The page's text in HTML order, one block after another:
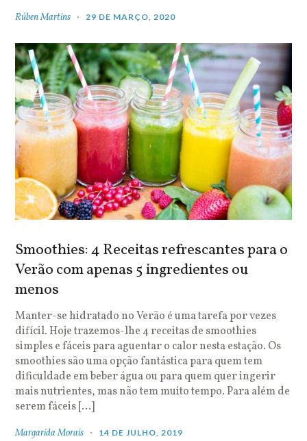
Rúben Martins 29 DE MARÇO, 2020
Smoothies: 4 Receitas refrescantes para o
Verão com apenas 5 ingredientes ou
menos
Manter-se hidratado no Verão é uma tarefa por vezes
difícil. Hoje trazemos-lhe 4 receitas de smoothies
simples e fáceis para aguentar o calor nesta estação. Os
smoothies são uma opção fantástica para quem tem
dificuldade em beber água ou para quem quer ingerir
mais nutrientes, mas não tem muito tempo. Para além de
serem fáceis […]
Margarida Morais 14 DE JULHO, 2019